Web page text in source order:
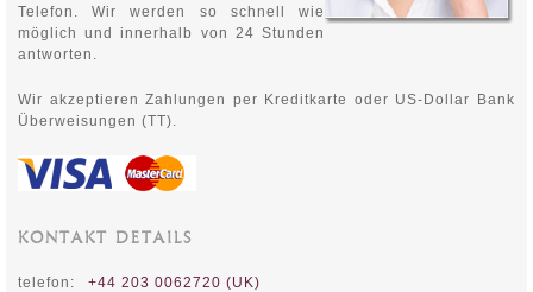
Telefon. Wir werden so schnell wie
möglich und innerhalb von 24 Stunden
antworten.
Wir akzeptieren Zahlungen per Kreditkarte oder US-Dollar Bank
Überweisungen (TT).
KONTAKT DETAILS
telefon:
+44 203 0062720 (UK)